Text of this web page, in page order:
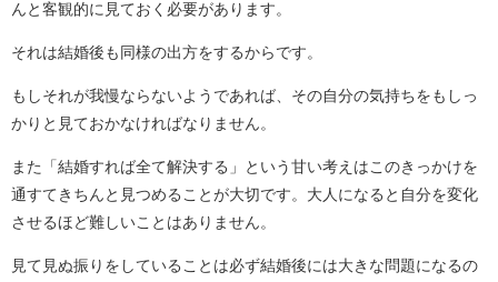
んと客観的に見ておく必要があります。
それは結婚後も同様の出方をするからです。
もしそれが我慢ならないようであれば、その自分の気持ちをもしっ
かりと見ておかなければなりません。
また「結婚すれば全て解決する」という甘い考えはこのきっかけを
通すてきちんと見つめることが大切です。大人になると自分を変化
させるほど難しいことはありません。
見て見ぬ振りをしていることは必ず結婚後には大きな問題になるの